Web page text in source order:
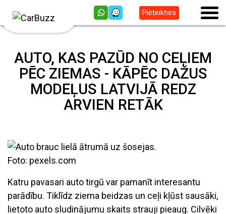
Pieteikties
AUTO, KAS PAZŪD NO CEĻIEM
PĒC ZIEMAS - KĀPĒC DAŽUS
MODEĻUS LATVIJĀ REDZ
ARVIEN RETĀK
Foto: pexels.com
Katru pavasari auto tirgū var pamanīt interesantu
parādību. Tiklīdz ziema beidzas un ceļi kļūst sausāki,
lietoto auto sludinājumu skaits strauji pieaug. Cilvēki